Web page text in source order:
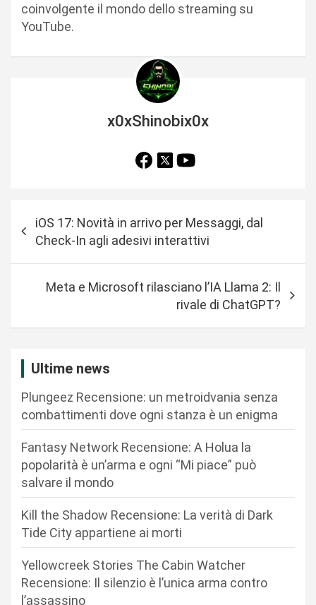
coinvolgente il mondo dello streaming su
YouTube.
x0xShinobix0x
a
iOS 17: Novità in arrivo per Messaggi, dal
Check-In agli adesivi interattivi
Meta e Microsoft rilasciano l’IA Llama 2: Il
rivale di ChatGPT?
Ultime news
Plungeez Recensione: un metroidvania senza
combattimenti dove ogni stanza è un enigma
Fantasy Network Recensione: A Holua la
popolarità è un’arma e ogni “Mi piace” può
salvare il mondo
Kill the Shadow Recensione: La verità di Dark
Tide City appartiene ai morti
Yellowcreek Stories The Cabin Watcher
Recensione: Il silenzio è l’unica arma contro
l’assassino